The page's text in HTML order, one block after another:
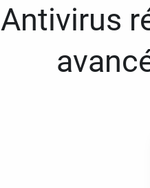
Antivirus